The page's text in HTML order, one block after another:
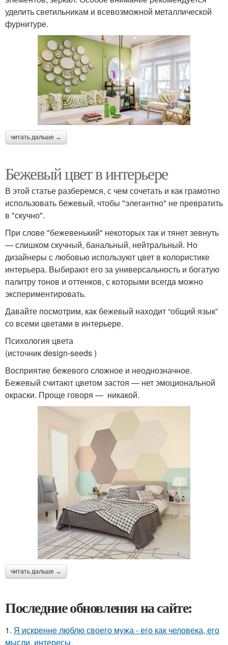
уделить светильникам и всевозможной металлической
фурнитуре.
читать дальше →
Бежевый цвет в интерьере
В этой статье разберемся, с чем сочетать и как грамотно
использовать бежевый, чтобы "элегантно" не превратить
в "скучно".
При слове "бежевенький" некоторых так и тянет зевнуть
— слишком скучный, банальный, нейтральный. Но
дизайнеры с любовью используют цвет в колористике
интерьера. Выбирают его за универсальность и богатую
палитру тонов и оттенков, с которыми всегда можно
экспериментировать.
Давайте посмотрим, как бежевый находит “общий язык”
со всеми цветами в интерьере.
Психология цвета
(источник design-seeds )
Восприятие бежевого сложное и неоднозначное.
Бежевый считают цветом застоя — нет эмоциональной
окраски. Проще говоря — никакой.
читать дальше →
Последние обновления на сайте:
1. Я искренне люблю своего мужа - его как человека, его
мысли, интересы.